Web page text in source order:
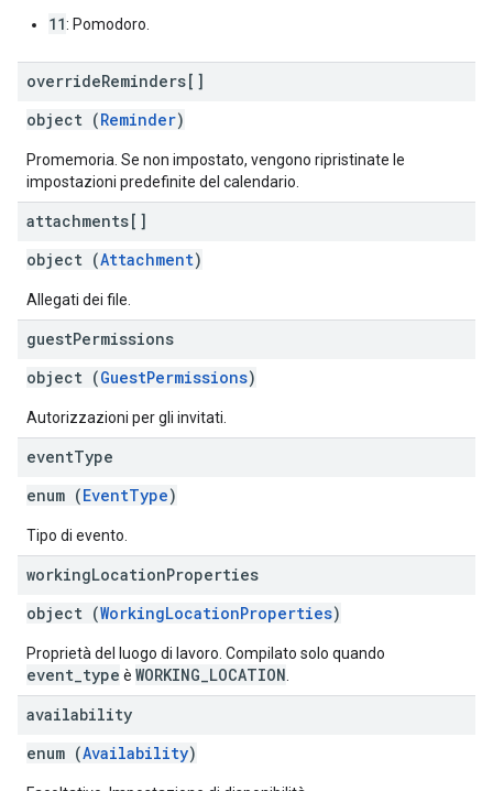
11: Pomodoro.
overrideReminders[]
object (Reminder)
Promemoria. Se non impostato, vengono ripristinate le
impostazioni predefinite del calendario.
attachments[]
object (Attachment)
Allegati dei file.
guestPermissions
object (GuestPermissions)
Autorizzazioni per gli invitati.
eventType
enum (EventType)
Tipo di evento.
workingLocationProperties
object (WorkingLocationProperties)
Proprietà del luogo di lavoro. Compilato solo quando
event_type è WORKING_LOCATION
availability
enum (Availability)